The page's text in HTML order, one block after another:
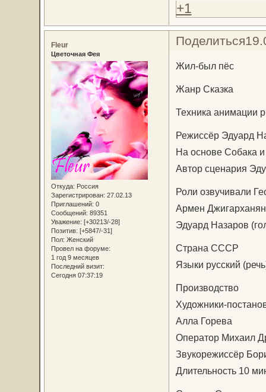
+1
Поделиться
Fleur
Цветочная Фея
Откуда: Россия
Зарегистрирован: 27.02.13
Приглашений: 0
Сообщений: 89351
Уважение: [+30213/-28]
Позитив: [+5847/-31]
Пол: Женский
Провел на форуме:
1 год 9 месяцев
Последний визит:
Сегодня 07:37:19
Жил-был пёс
Жанр Сказка
Техника анимации
Режиссёр Эдуард
На основе Собака и
Автор сценария
Роли озвучивали
Армен
Эдуард Назаров
Страна СССР
Языки русский
Производство
Художники-
Алла Горева
Оператор Михаил
Звукорежиссёр
Длительность 10